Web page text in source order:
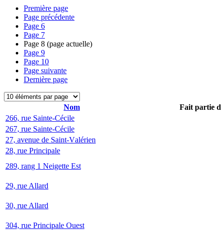
Première page
Page précédente
Page 6
Page 7
Page 8 (page actuelle)
Page 9
Page 10
Page suivante
Dernière page
Nom
Fait partie
266, rue Sainte-Cécile
267, rue Sainte-Cécile
27, avenue de Saint-Valérien
28, rue Principale
289, rang 1 Neigette Est
29, rue Allard
30, rue Allard
304, rue Principale Ouest